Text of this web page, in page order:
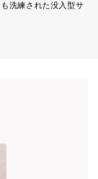
洗練された没入型サ